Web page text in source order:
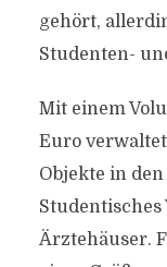
gehört,
Studenten-
Mit einem
Euro
Objekte in
Ärztehäuser.